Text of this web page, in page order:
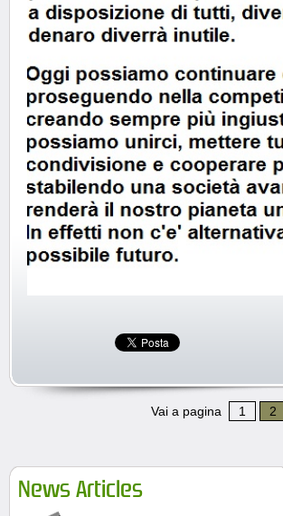
Vai a pagina 1 2
News Articles